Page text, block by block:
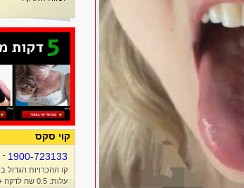
קוי סקס
1900-723133
-
קו ההכרויות הגדול
עלות: 0.5 שח לדקה + זמן אוויר